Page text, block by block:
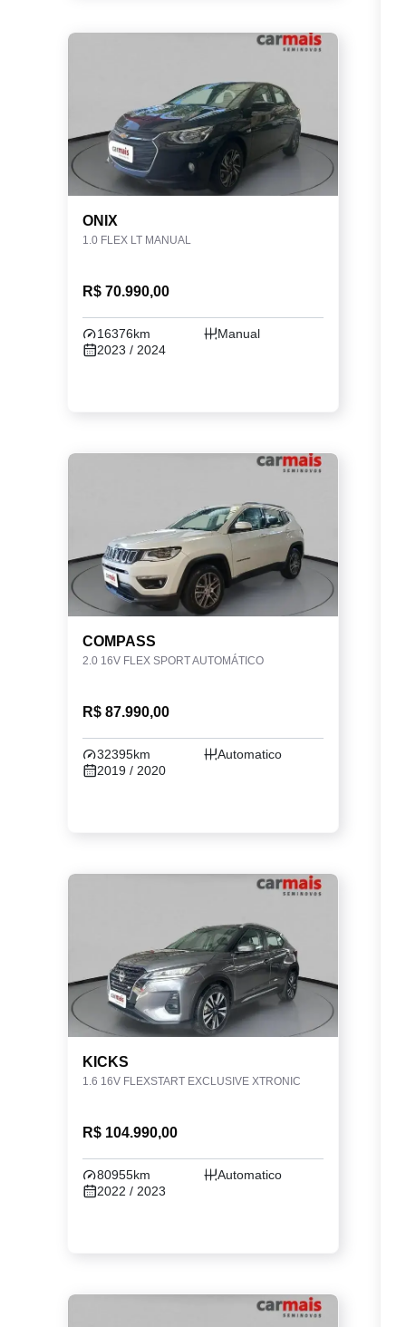
ONIX
1.0 FLEX LT MANUAL
R$ 70.990,00
16376km
Manual
2023 / 2024
COMPASS
2.0 16V FLEX SPORT AUTOMÁTICO
R$ 87.990,00
32395km
Automatico
2019 / 2020
KICKS
1.6 16V FLEXSTART EXCLUSIVE XTRONIC
R$ 104.990,00
80955km
Automatico
2022 / 2023